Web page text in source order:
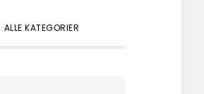
ALLE KATEGORIER